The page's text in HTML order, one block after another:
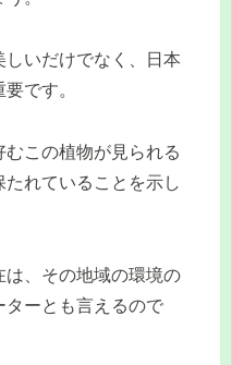
しいだけでなく、日本
です。
この植物が見られる
れていることを示し
、その地域の環境の
ターとも言えるので